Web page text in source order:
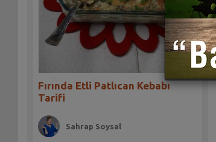
Fırında Etli Patlıcan Kebabı
Tarifi
Sahrap Soysal